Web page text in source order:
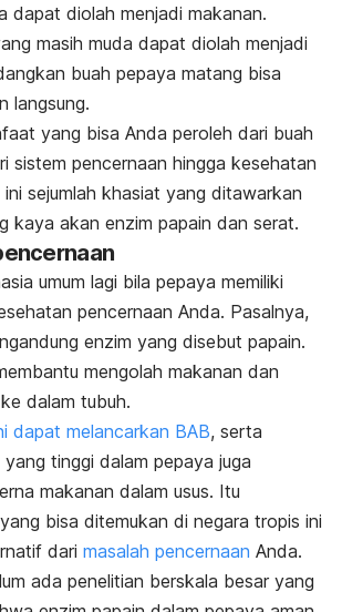
dapat diolah menjadi makanan.
masih muda dapat diolah menjadi
buah pepaya matang bisa
langsung.
yang bisa Anda peroleh dari buah
sistem pencernaan hingga kesehatan
sejumlah khasiat yang ditawarkan
kaya akan enzim papain dan serat.
umum lagi bila pepaya memiliki
pencernaan Anda. Pasalnya,
enzim yang disebut papain.
mengolah makanan dan
dalam tubuh.
dapat melancarkan BAB, serta
tinggi dalam pepaya juga
makanan dalam usus. Itu
bisa ditemukan di negara tropis ini
dari masalah pencernaan Anda.
ada penelitian berskala besar yang